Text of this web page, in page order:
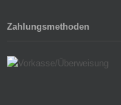
Zahlungsmethoden